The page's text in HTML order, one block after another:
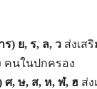
ร) ย, ร, ล, ว ส่งเส
คนในปกครอง
ศ, ษ, ส, ห, ฬ, ฮ ส่ง